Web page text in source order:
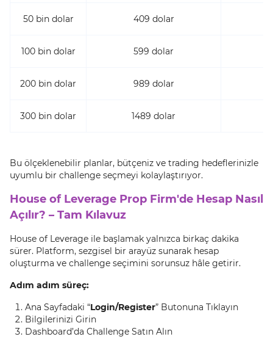
50 bin dolar 409 dolar
100 bin dolar 599 dolar
200 bin dolar 989 dolar
300 bin dolar 1489 dolar
Bu ölçeklenebilir planlar, bütçeniz ve trading hedeflerinizle
uyumlu bir challenge seçmeyi kolaylaştırıyor.
House of Leverage Prop Firm'de Hesap Nasıl
Açılır? – Tam Kılavuz
House of Leverage ile başlamak yalnızca birkaç dakika
sürer. Platform, sezgisel bir arayüz sunarak hesap
oluşturma ve challenge seçimini sorunsuz hâle getirir.
Adım adım süreç:
Ana Sayfadaki “Login/Register” Butonuna Tıklayın
Bilgilerinizi Girin
Dashboard’da Challenge Satın Alın